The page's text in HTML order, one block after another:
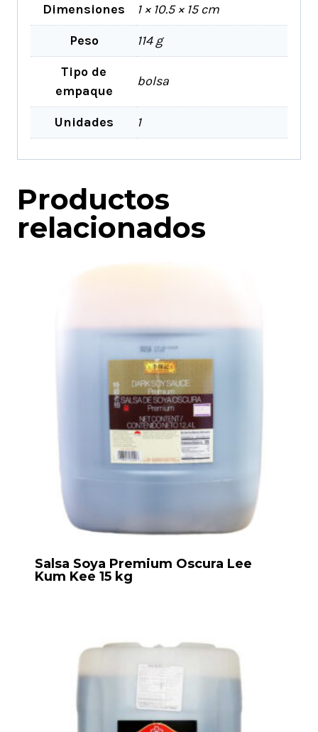
Dimensiones
1 × 10.5 × 15 cm
Peso
114 g
Tipo de
empaque
bolsa
Unidades 1
Productos
relacionados
Salsa Soya Premium Oscura Lee
Kum Kee 15 kg